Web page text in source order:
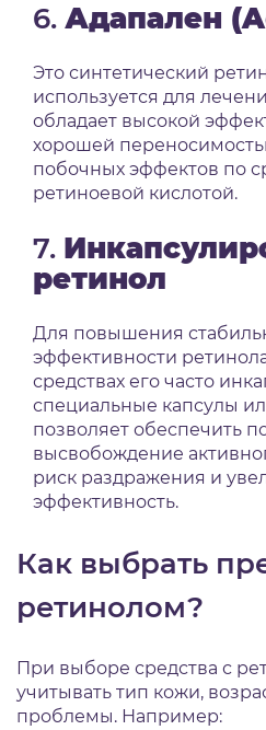
6. Адапален
Это синтетический
используется для
обладает высокой
хорошей
побочных эффектов по
ретиноевой кислотой.
7.
ретинол
Для повышения
эффективности
средствах его часто
специальные капсулы
позволяет обеспечить
высвобождение
риск раздражения и
эффективность.
Как выбрать
ретинолом?
При выборе средства с
учитывать тип кожи,
проблемы. Например: